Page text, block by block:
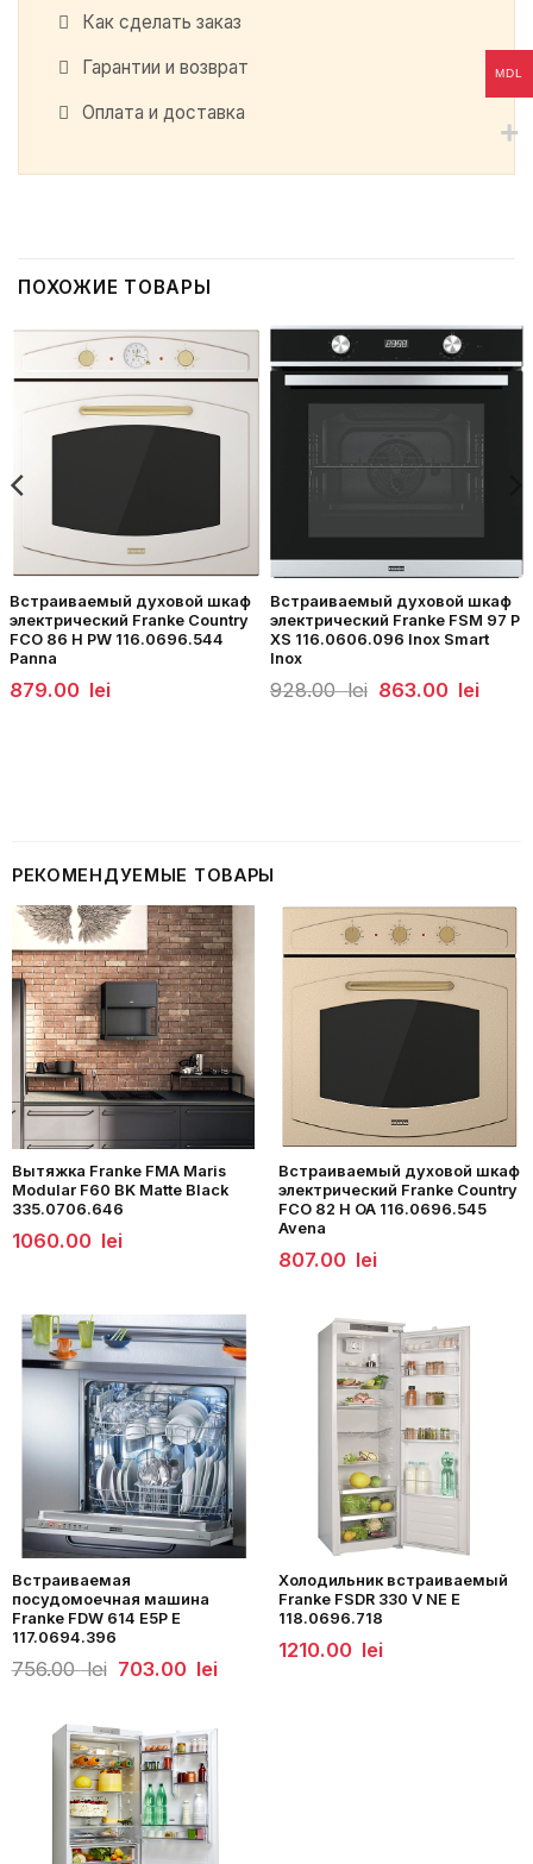
Как сделать заказ
Гарантии и возврат
Оплата и доставка
ПОХОЖИЕ ТОВАРЫ
Встраиваемый духовой шкаф
электрический Franke Country
FCO 86 H PW 116.0696.544
Panna
879.00 lei
Встраиваемый духовой шкаф
электрический Franke FSM 97 P
XS 116.0606.096 Inox Smart
Inox
928.00lei Первоначальная
цена
863.00 leiцена:
РЕКОМЕНДУЕМЫЕ ТОВАРЫ
Вытяжка Franke FMA Maris
Modular F60 BK Matte Black
335.0706.646
1060.00 lei
Встраиваемый духовой шкаф
электрический Franke Country
FCO 82 H OA 116.0696.545
Avena
807.00 lei
Встраиваемая
посудомоечная машина
Franke FDW 614 E5P E
117.0694.396
756.00lei Первоначальная
цена
703.00 leiТекущая
цена:
Холодильник встраиваемый
Franke FSDR 330 V NE E
118.0696.718
1210.00 lei
MDL